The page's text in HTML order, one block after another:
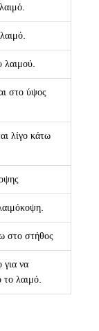
λαιμού.
στο ύψος
λίγο κάτω
στο στήθος
να
το λαιμό.